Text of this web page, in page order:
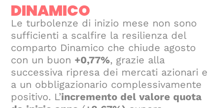
DINAMICO
Le turbolenze di inizio mese non sono
sufficienti a scalfire la resilienza del
comparto Dinamico che chiude agosto
con un buon +0,77%, grazie alla
successiva ripresa dei mercati azionari e
a un obbligazionario complessivamente
positivo. L’incremento del valore quota